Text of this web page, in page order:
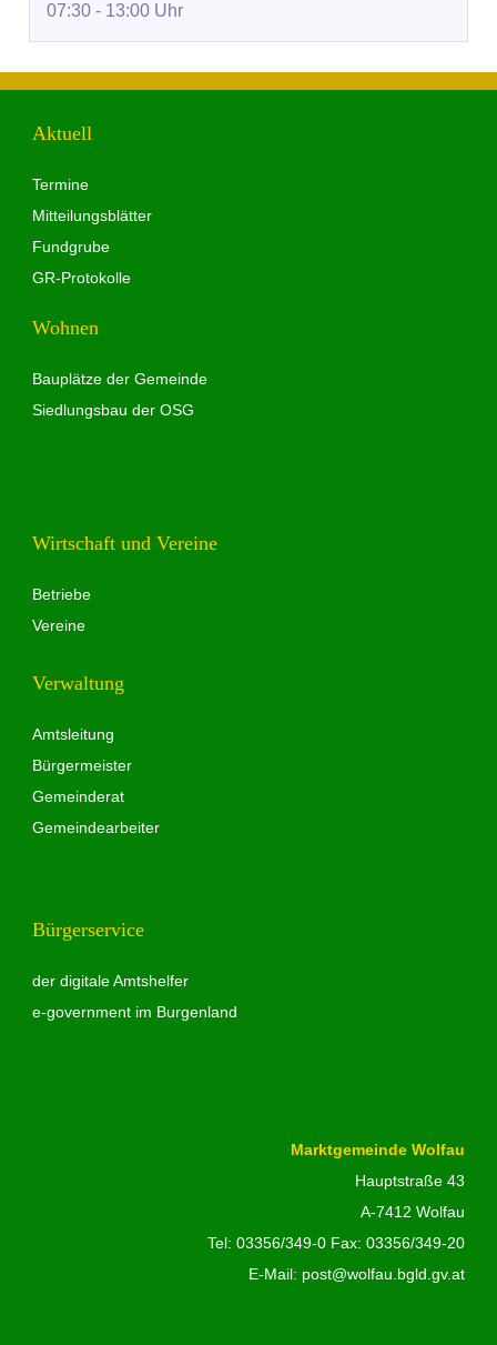
07:30 - 13:00 Uhr
Aktuell
Termine
Mitteilungsblätter
Fundgrube
GR-Protokolle
Wohnen
Bauplätze der Gemeinde
Siedlungsbau der OSG
Wirtschaft und Vereine
Betriebe
Vereine
Verwaltung
Amtsleitung
Bürgermeister
Gemeinderat
Gemeindearbeiter
Bürgerservice
der digitale Amtshelfer
e-government im Burgenland
Marktgemeinde Wolfau
Hauptstraße 43
A-7412 Wolfau
Tel:03356/349-0 Fax: 03356/349-20
E-Mail: post@wolfau.bgld.gv.at